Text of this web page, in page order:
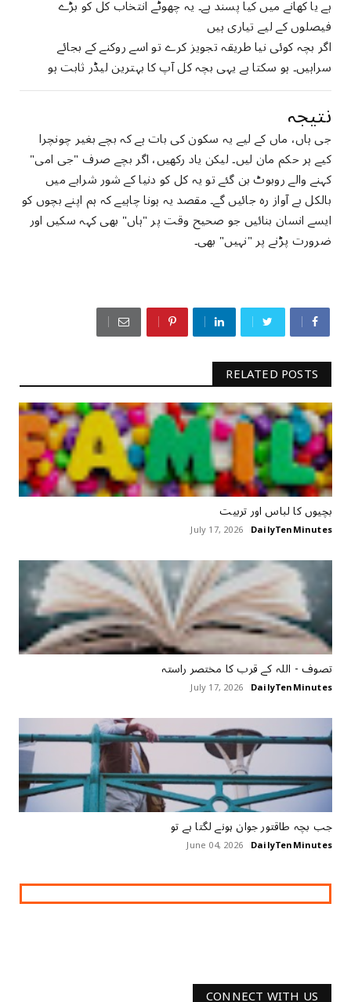
ہے یا کھانے میں کیا پسند ہے۔ یہ چھوٹے انتخاب کل کو بڑے
فیصلوں کے لیے تیاری ہیں
اگر بچہ کوئی نیا طریقہ تجویز کرے تو اسے روکنے کے بجائے
سراہیں۔ ہو سکتا ہے یہی بچہ کل آپ کا بہترین لیڈر ثابت ہو
نتیجہ
جی ہاں، ماں کے لیے یہ سکون کی بات ہے کہ بچے بغیر چونچرا
کیے ہر حکم مان لیں۔ لیکن یاد رکھیں، اگر بچے صرف "جی امی"
کہنے والے روبوٹ بن گئے تو یہ کل کو دنیا کے شور شرابے میں
بالکل بے آواز رہ جائیں گے۔ مقصد یہ ہونا چاہیے کہ ہم اپنے بچوں کو
ایسے انسان بنائیں جو صحیح وقت پر "ہاں" بھی کہہ سکیں اور
ضرورت پڑنے پر "نہیں" بھی۔
RELATED POSTS
بچیوں کا لباس اور تربیت
DailyTenMinutes
July 17, 2026
تصوف ‏- اللہ کے قرب کا مختصر راستہ
DailyTenMinutes
July 17, 2026
جب بچہ طاقتور جوان ہونے لگتا ہے تو
DailyTenMinutes
June 04, 2026
CONNECT WITH US